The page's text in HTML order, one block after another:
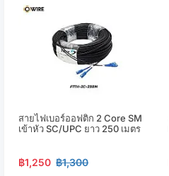
สายไฟเบอร์ออฟติก 2 Core SM
เข้าหัว SC/UPC ยาว 250 เมตร
฿1,250 ฿1,300